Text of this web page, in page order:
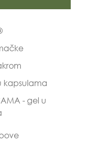
kapsulama
- gel u